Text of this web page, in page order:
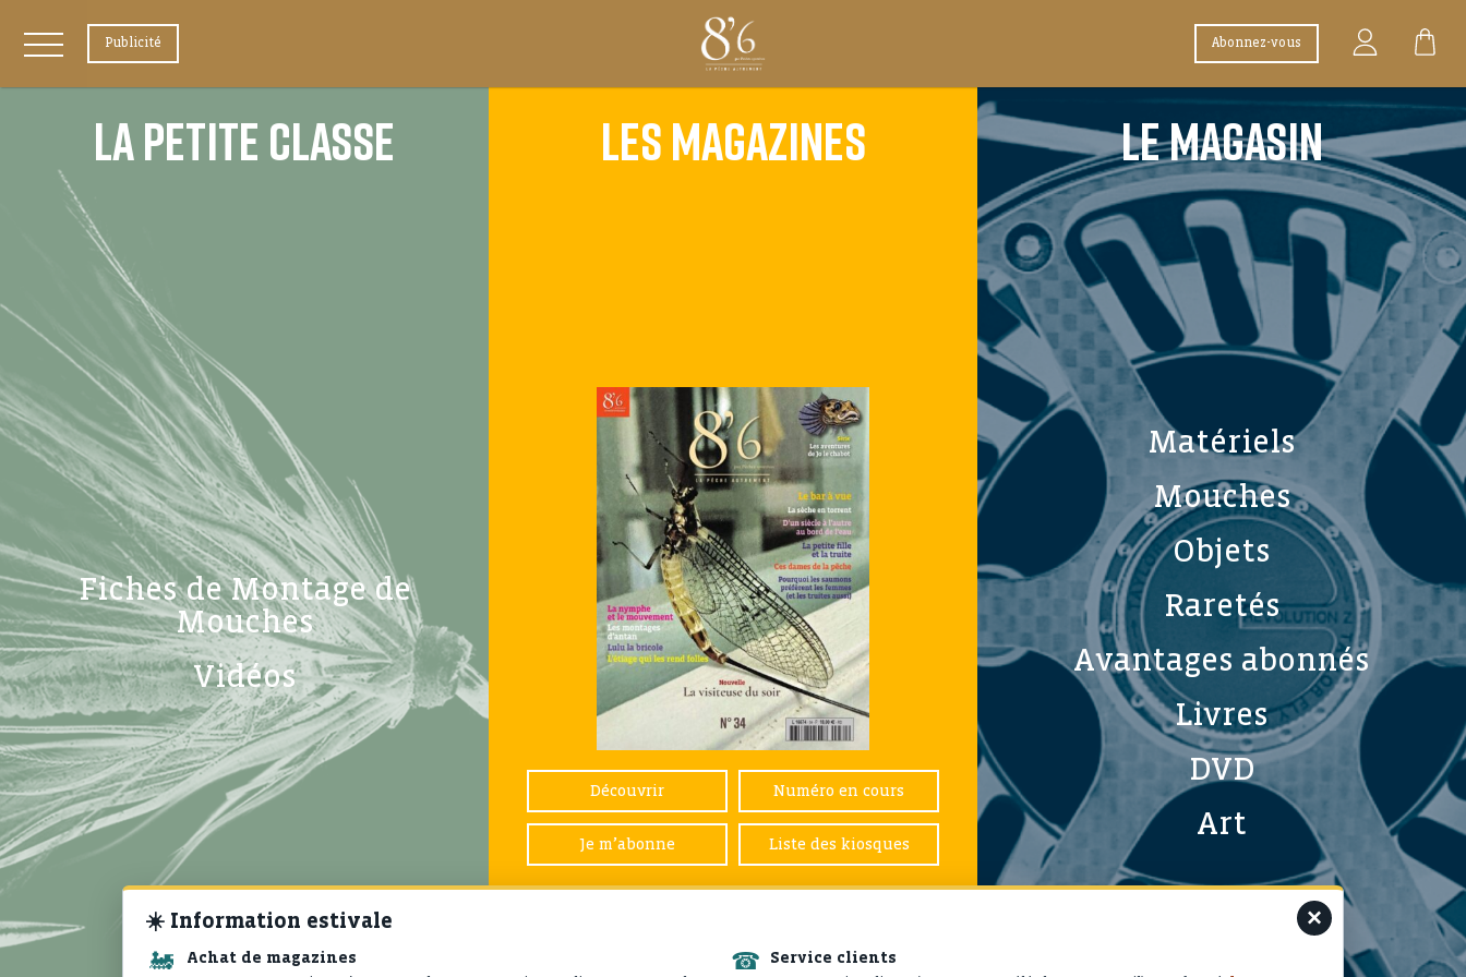
Publicité Abonnez-vous
LA PETITE CLASSE
Fiches de Montage de
Mouches
Vidéos
LES MAGAZINES
Découvrir Numéro en cours
Je m’abonne Liste des kiosques
LE MAGASIN
Matériels
Mouches
Objets
Raretés
Avantages abonnés
Livres
DVD
Art
×
☀️ Information estivale
🚂 Achat de magazines ☎ Service clients